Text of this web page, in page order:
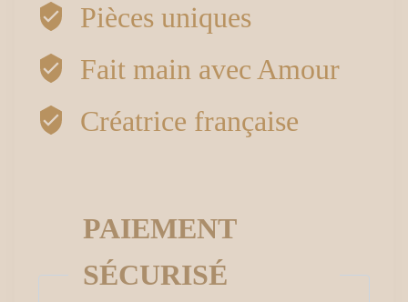
créoles
hexagones
Pièces uniques
Fait main avec Amour
Créatrice française
PAIEMENT
SÉCURISÉ